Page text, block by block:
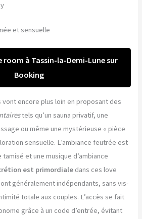
et sensuelle
room à Tassin-la-Demi-Lune sur
Booking
encore plus loin en proposant des
tels qu’un sauna privatif, une
ou même une mystérieuse « pièce
sensuelle. L’ambiance feutrée est
et une musique d’ambiance
est primordiale dans ces love
généralement indépendants, sans vis-
totale aux couples. L’accès se fait
grâce à un code d’entrée, évitant